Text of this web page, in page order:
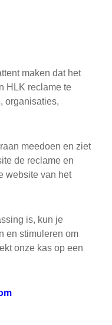
maken dat het
HLK reclame te
organisaties,
meedoen en ziet
de reclame en
website van het
is, kun je
en stimuleren om
onze kas op een